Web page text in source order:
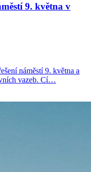
9. května v
náměstí 9. května a
vazeb. Cí…